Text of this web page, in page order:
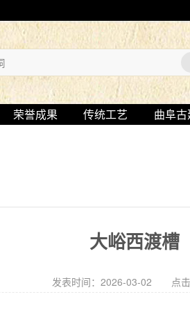
荣誉成果 传统工艺 曲阜古
大峪西渡槽
发表时间：2026-03-02 点